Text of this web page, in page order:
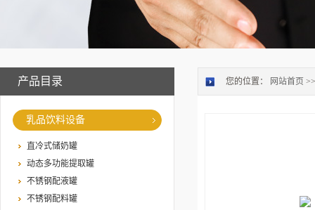
产品目录
乳品饮料设备
直冷式储奶罐
动态多功能提取罐
不锈钢配液罐
不锈钢配料罐
您的位置： 网站首页